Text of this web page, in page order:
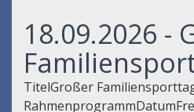
18.09.2026 -
TitelGroßer